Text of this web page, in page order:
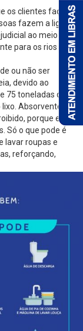
os clientes façam a
fazem a ligação
ao meio
para os rios e
ou não ser
devido ao
75 toneladas de
Absorvente,
porque entope
Só o que pode é
lavar roupas e
reforçando,